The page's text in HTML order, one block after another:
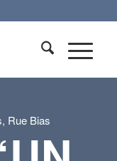
Rue Bias